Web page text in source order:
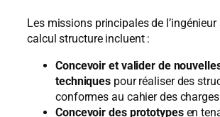
Les missions principales de
calcul structure incluent :
Concevoir et valider de
techniques pour réaliser des
conformes au cahier des
Concevoir des prototypesen